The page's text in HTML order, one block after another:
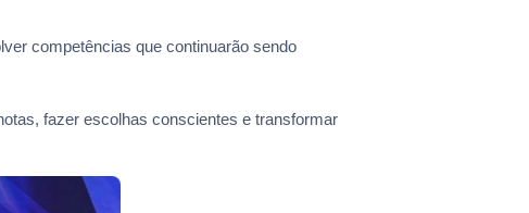
competências que continuarão sendo
fazer escolhas conscientes e transformar